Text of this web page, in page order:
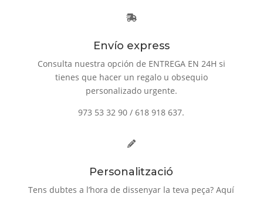
Envío express
Consulta nuestra opción de ENTREGA EN 24H si
tienes que hacer un regalo u obsequio
personalizado urgente.
973 53 32 90 / 618 918 637.
Personalització
Tens dubtes a l’hora de dissenyar la teva peça? Aquí